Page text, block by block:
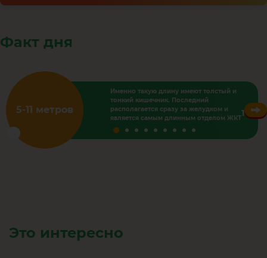
Факт дня
5-11 метров
Именно такую длину имеют толстый и
тонкий кишечник. Последний
располагается сразу за желудком и
является самым длинным отделом ЖКТ
1
Это интересно